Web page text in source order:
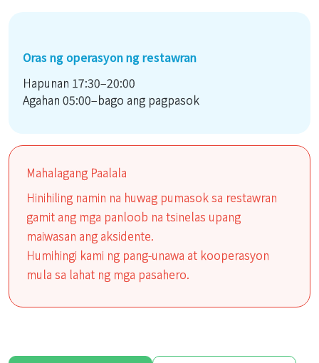
Oras ng operasyon ng restawran
Hapunan 17:30–20:00
Agahan 05:00–bago ang pagpasok
Mahalagang Paalala
Hinihiling namin na huwag pumasok sa restawran
gamit ang mga panloob na tsinelas upang
maiwasan ang aksidente.
Humihingi kami ng pang-unawa at kooperasyon
mula sa lahat ng mga pasahero.